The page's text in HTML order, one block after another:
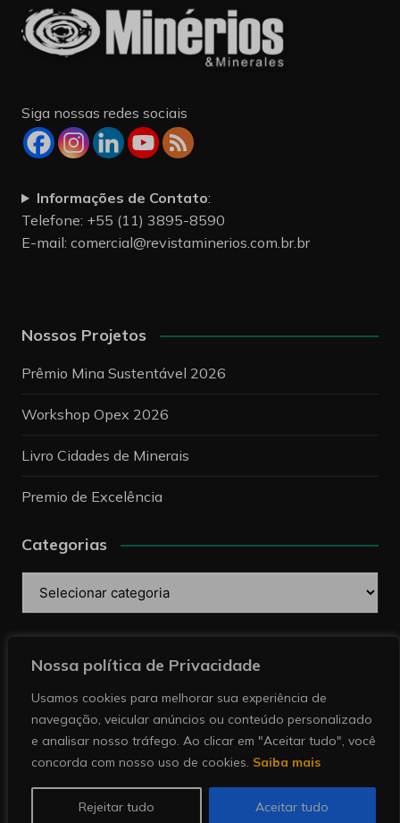
Nossa política de Privacidade
Usamos cookies para melhorar sua experiência de
navegação, veicular anúncios ou conteúdo personalizado
e analisar nosso tráfego. Ao clicar em "Aceitar tudo", você
concorda com nosso uso de cookies. Saiba mais
Rejeitar tudo Aceitar tudo
Siga nossas redes sociais
Informações de Contato:
Telefone: +55 (11) 3895-8590
E-mail: comercial@revistaminerios.com.br.br
Nossos Projetos
Prêmio Mina Sustentável 2026
Workshop Opex 2026
Livro Cidades de Minerais
Premio de Excelência
Categorias
mineração. Todos direitos reservados.